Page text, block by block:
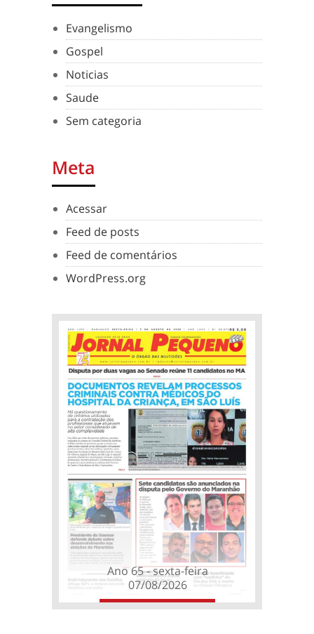
Evangelismo
Gospel
Noticias
Saude
Sem categoria
Meta
Acessar
Feed de posts
Feed de comentários
WordPress.org
Ano 65 - sexta-feira
07/08/2026